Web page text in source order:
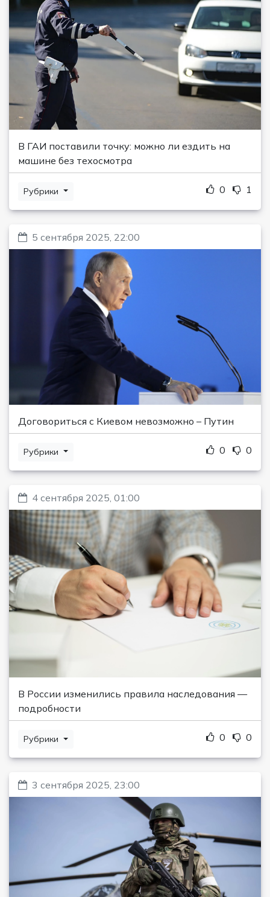
В ГАИ поставили точку: можно ли ездить на
машине без техосмотра
Рубрики 0 1
5 сентября 2025, 22:00
Договориться с Киевом невозможно – Путин
Рубрики 0 0
4 сентября 2025, 01:00
В России изменились правила наследования —
подробности
Рубрики 0 0
3 сентября 2025, 23:00